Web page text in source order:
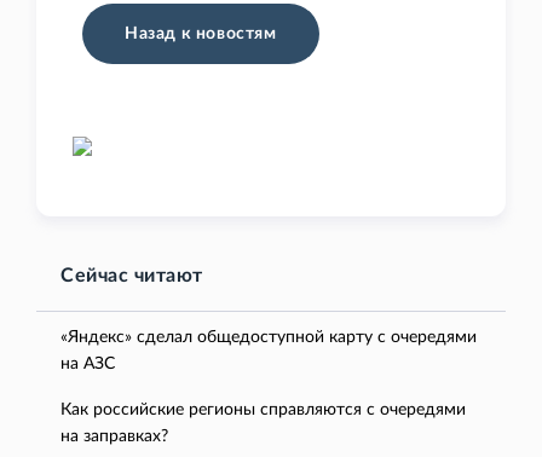
Назад к новостям
Сейчас читают
«Яндекс» сделал общедоступной карту с очередями
на АЗС
Как российские регионы справляются с очередями
на заправках?